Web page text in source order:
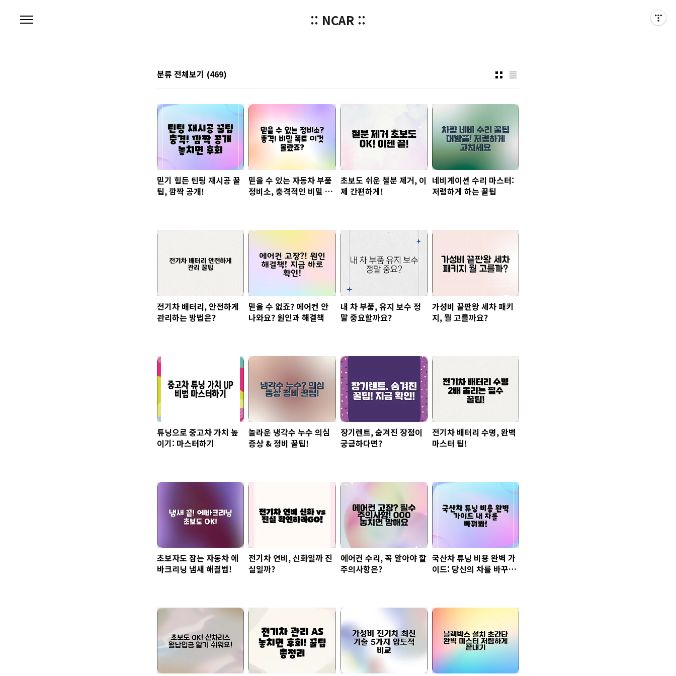
:: NCAR ::
분류 전체보기 (469)
믿기 힘든 틴팅 재시공 꿀
팁, 깜짝 공개!
믿을 수 있는 자동차 부품
정비소, 충격적인 비밀 공
초보도 쉬운 철분 제거, 이
제 간편하게!
네비게이션 수리 마스터:
저렴하게 하는 꿀팁
전기차 배터리, 안전하게
관리하는 방법은?
믿을 수 없죠? 에어컨 안
나와요? 원인과 해결책
내 차 부품, 유지 보수 정
말 중요할까요?
가성비 끝판왕 세차 패키
지, 뭘 고를까요?
튜닝으로 중고차 가치 높
이기: 마스터하기
놀라운 냉각수 누수 의심
증상 & 정비 꿀팁!
장기렌트, 숨겨진 장점이
궁금하다면?
전기차 배터리 수명, 완벽
마스터 팁!
초보자도 잡는 자동차 에
바크리닝 냄새 해결법!
전기차 연비, 신화일까 진
실일까?
에어컨 수리, 꼭 알아야 할
주의사항은?
국산차 튜닝 비용 완벽 가
이드: 당신의 차를 바꾸는